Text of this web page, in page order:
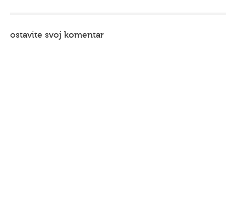
ostavite svoj komentar